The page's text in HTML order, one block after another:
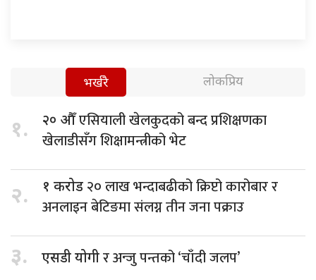
भर्खरै लोकप्रिय
१. २० औँएसियाली खेलकुदको बन्द प्रशिक्षणका
खेलाडीसँग शिक्षामन्त्रीको भेट
२. १ करोड २० लाख भन्दाबढीको क्रिप्टो कारोबार र
अनलाइन बेटिङमा संलग्न तीन जना पक्राउ
३. एसडी योगीर अन्जु पन्तको ‘चाँदी जलप’